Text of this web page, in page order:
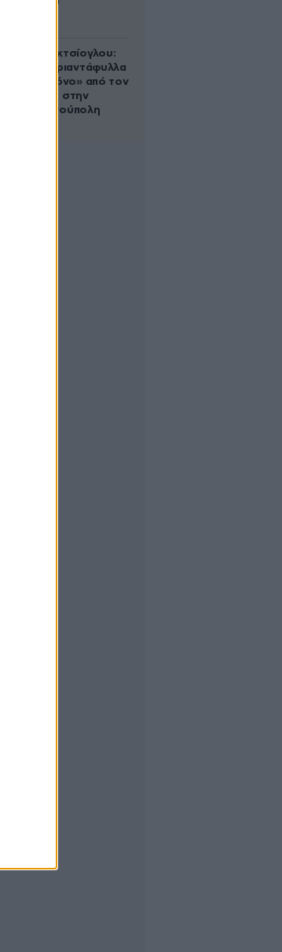
Αυγούστου
Μαρία Εκμεκτσίογλου:
«17 λευκά τριαντάφυλλα
για έναν χρόνο» από τον
σύζυγό της στην
Κωνσταντινούπολη